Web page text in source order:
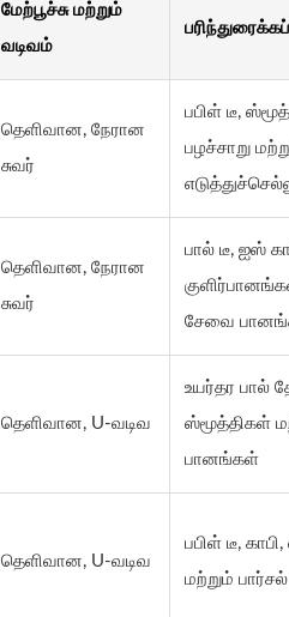
மேற்பூச்சு மற்றும்
வடிவம்
தெளிவான, நேரான
சுவர்
பபிள் டீ,
பழச்சாறு
தெளிவான, நேரான
சுவர்
பால் டீ, ஐஸ்
சேவை
தெளிவான, U-வடிவ
உயர்தர பால்
ஸ்மூத்திகள்
பானங்கள்
தெளிவான, U-வடிவ
பபிள் டீ,
மற்றும்